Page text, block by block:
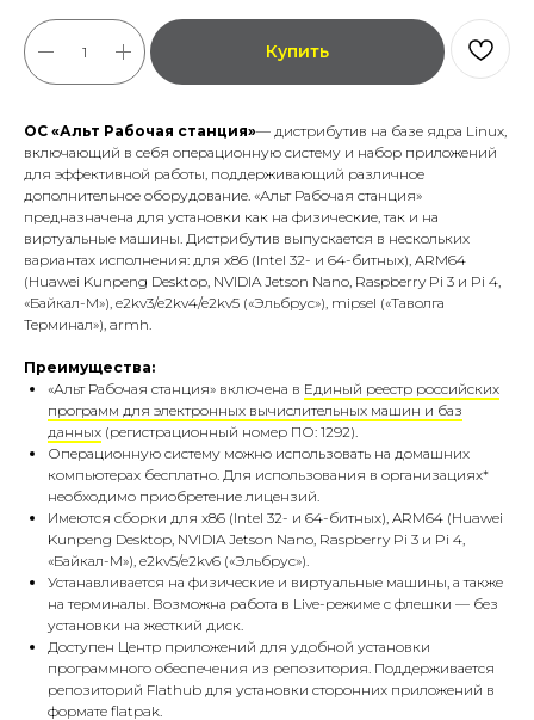
Купить
ОС «Альт Рабочая станция»— дистрибутив на базе ядра Linux,
включающий в себя операционную систему и набор приложений
для эффективной работы, поддерживающий различное
дополнительное оборудование. «Альт Рабочая станция»
предназначена для установки как на физические, так и на
виртуальные машины. Дистрибутив выпускается в нескольких
вариантах исполнения: для x86 (Intel 32- и 64-битных), ARM64
(Huawei Kunpeng Desktop, NVIDIA Jetson Nano, Raspberry Pi 3 и Pi 4,
«Байкал-М»), e2kv3/e2kv4/e2kv5 («Эльбрус»), mipsel («Таволга
Терминал»), armh.
Преимущества:
«Альт Рабочая станция» включена в Единый реестр российских
программ для электронных вычислительных машин и баз
данных (регистрационный номер ПО: 1292).
Операционную систему можно использовать на домашних
компьютерах бесплатно. Для использования в организациях*
необходимо приобретение лицензий.
Имеются сборки для x86 (Intel 32- и 64-битных), ARM64 (Huawei
Kunpeng Desktop, NVIDIA Jetson Nano, Raspberry Pi 3 и Pi 4,
«Байкал-М»), e2kv5/e2kv6 («Эльбрус»).
Устанавливается на физические и виртуальные машины, а также
на терминалы. Возможна работа в Live-режиме с флешки — без
установки на жесткий диск.
Доступен Центр приложений для удобной установки
программного обеспечения из репозитория. Поддерживается
репозиторий Flathub для установки сторонних приложений в
формате flatpak.